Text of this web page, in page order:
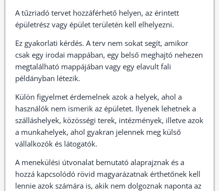
A tűzriadó tervet hozzáférhető helyen, az érintett
épületrész vagy épület területén kell elhelyezni.
Ez gyakorlati kérdés. A terv nem sokat segít, amikor
csak egy irodai mappában, egy belső meghajtó nehezen
megtalálható mappájában vagy egy elavult fali
példányban létezik.
Külön figyelmet érdemelnek azok a helyek, ahol a
használók nem ismerik az épületet. Ilyenek lehetnek a
szálláshelyek, közösségi terek, intézmények, illetve azok
a munkahelyek, ahol gyakran jelennek meg külső
vállalkozók és látogatók.
A menekülési útvonalat bemutató alaprajznak és a
hozzá kapcsolódó rövid magyarázatnak érthetőnek kell
lennie azok számára is, akik nem dolgoznak naponta az